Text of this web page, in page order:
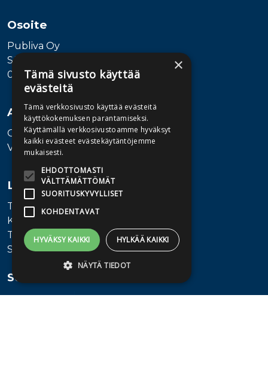
Osoite
Publiva Oy
Sörnäistenkatu 1
00580 Helsinki
Asiakaspalvelu
Ota yhteyttä
Vaihde: 010 345100
Lisätietoa
Toimitusehdot
Käyttöohjeet
Tietosuojaseloste
Saavutettavuusseloste
Seuraa meitä
×
Tämä sivusto käyttää
evästeitä
Tämä verkkosivusto käyttää evästeitä
käyttökokemuksen parantamiseksi.
Käyttämällä verkkosivustoamme hyväksyt
kaikki evästeet evästekäytäntöjemme
mukaisesti.
EHDOTTOMASTI
VÄLTTÄMÄTTÖMÄT
SUORITUSKYVYLLISET
KOHDENTAVAT
HYVÄKSY KAIKKI HYLKÄÄ KAIKKI
NÄYTÄ TIEDOT